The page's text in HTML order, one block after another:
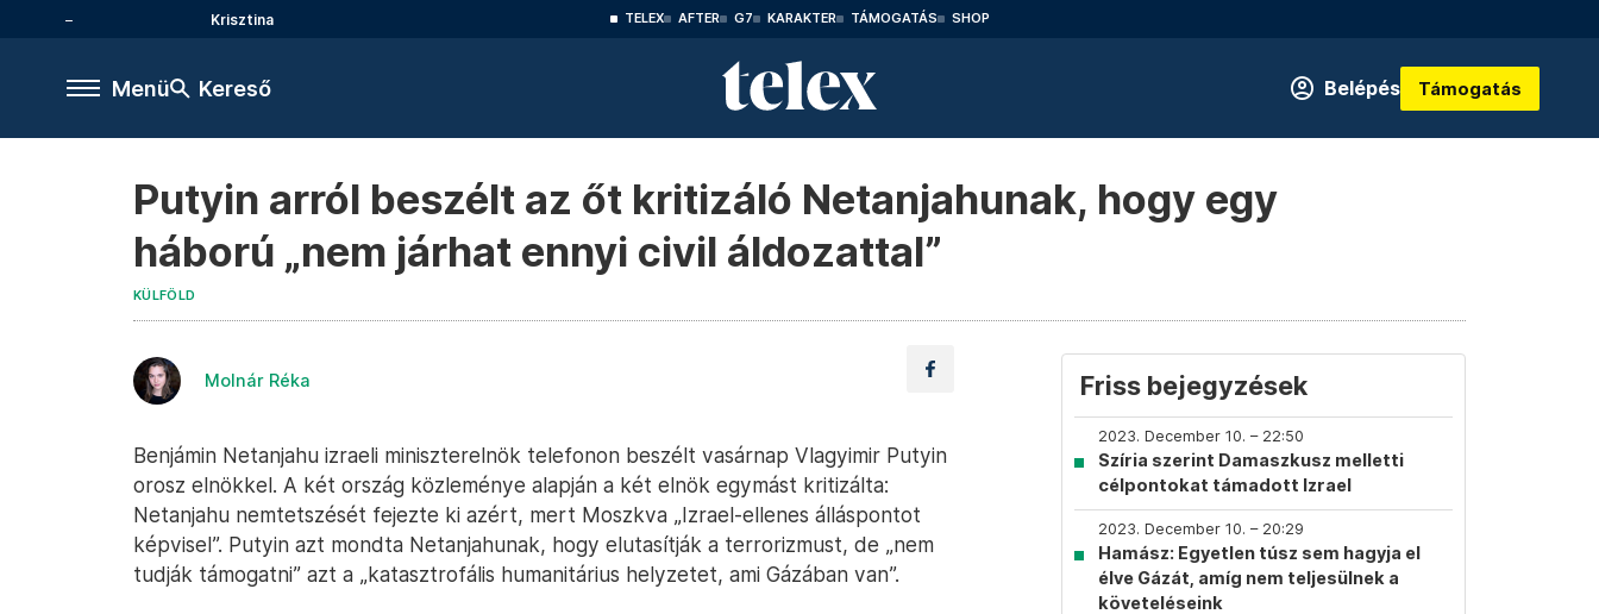
Krisztina TELEX AFTER G7 KARAKTER TÁMOGATÁS SHOP
Menü Kereső Belépés Támogatás
Putyin arról beszélt az őt kritizáló Netanjahunak, hogy egy
háború „nem járhat ennyi civil áldozattal”
KÜLFÖLD
Molnár Réka
Benjámin Netanjahu izraeli miniszterelnök telefonon beszélt vasárnap Vlagyimir Putyin
orosz elnökkel. A két ország közleménye alapján a két elnök egymást kritizálta:
Netanjahu nemtetszését fejezte ki azért, mert Moszkva „Izrael-ellenes álláspontot
képvisel”. Putyin azt mondta Netanjahunak, hogy elutasítják a terrorizmust, de „nem
tudják támogatni” azt a „katasztrofális humanitárius helyzetet, ami Gázában van”.
Friss bejegyzések
2023. December 10. – 22:50
Szíria szerint Damaszkusz melletti
célpontokat támadott Izrael
2023. December 10. – 20:29
Hamász: Egyetlen túsz sem hagyja el
élve Gázát, amíg nem teljesülnek a
követeléseink